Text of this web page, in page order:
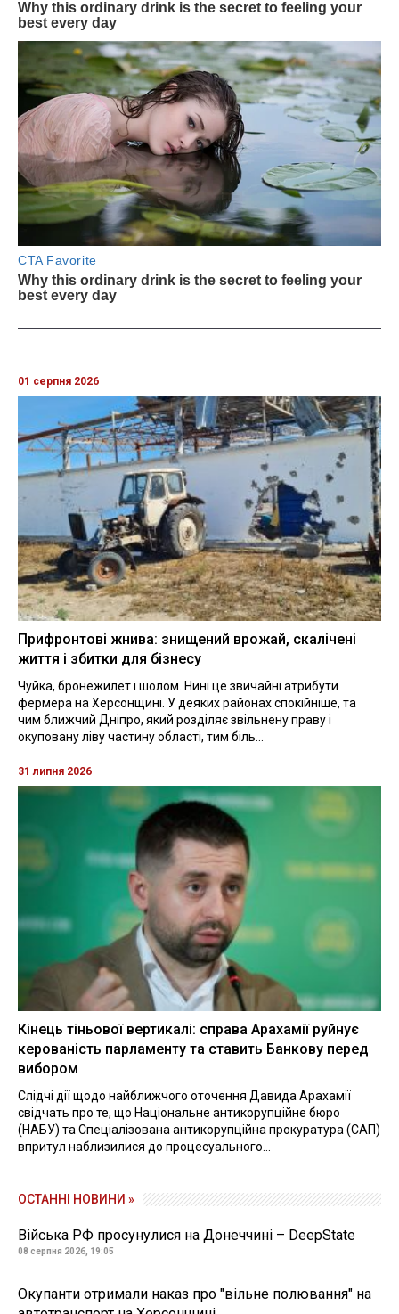
01 серпня 2026
Прифронтові жнива: знищений врожай, скалічені
життя і збитки для бізнесу
Чуйка, бронежилет і шолом. Нині це звичайні атрибути
фермера на Херсонщині. У деяких районах спокійніше, та
чим ближчий Дніпро, який розділяє звільнену праву і
окуповану ліву частину області, тим біль...
31 липня 2026
Кінець тіньової вертикалі: справа Арахамії руйнує
керованість парламенту та ставить Банкову перед
вибором
Слідчі дії щодо найближчого оточення Давида Арахамії
свідчать про те, що Національне антикорупційне бюро
(НАБУ) та Спеціалізована антикорупційна прокуратура (САП)
впритул наблизилися до процесуального...
ОСТАННІ НОВИНИ »
Війська РФ просунулися на Донеччині – DeepState
08 серпня 2026, 19:05
Окупанти отримали наказ про "вільне полювання" на